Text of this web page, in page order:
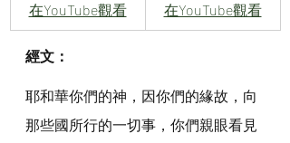
在YouTube觀看 在YouTube觀看
經文：
耶和華你們的神，因你們的緣故，向
那些國所行的一切事，你們親眼看見